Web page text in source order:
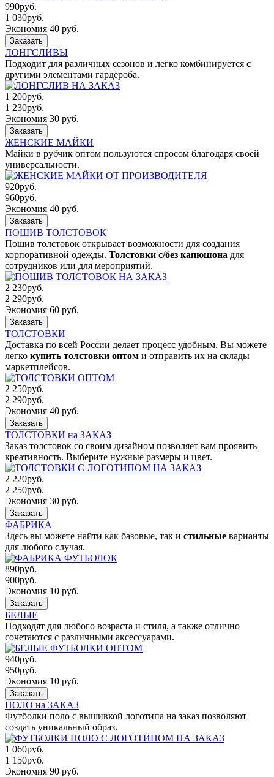
990руб.
1 030руб.
Экономия 40 руб.
Заказать
ЛОНГСЛИВЫ
Подходит для различных сезонов и легко комбинируется с
другими элементами гардероба.
1 200руб.
1 230руб.
Экономия 30 руб.
Заказать
ЖЕНСКИЕ МАЙКИ
Майки в рубчик оптом пользуются спросом благодаря своей
универсальности.
920руб.
960руб.
Экономия 40 руб.
Заказать
ПОШИВ ТОЛСТОВОК
Пошив толстовок открывает возможности для создания
корпоративной одежды. Толстовки с/без капюшона для
сотрудников или для мероприятий.
2 230руб.
2 290руб.
Экономия 60 руб.
Заказать
ТОЛСТОВКИ
Доставка по всей России делает процесс удобным. Вы можете
легко купить толстовки оптом и отправить их на склады
маркетплейсов.
2 250руб.
2 290руб.
Экономия 40 руб.
Заказать
ТОЛСТОВКИ на ЗАКАЗ
Заказ толстовок со своим дизайном позволяет вам проявить
креативность. Выберите нужные размеры и цвет.
2 220руб.
2 250руб.
Экономия 30 руб.
Заказать
ФАБРИКА
Здесь вы можете найти как базовые, так и стильные варианты
для любого случая.
890руб.
900руб.
Экономия 10 руб.
Заказать
БЕЛЫЕ
Подходят для любого возраста и стиля, а также отлично
сочетаются с различными аксессуарами.
940руб.
950руб.
Экономия 10 руб.
Заказать
ПОЛО на ЗАКАЗ
Футболки поло с вышивкой логотипа на заказ позволяют
создать уникальный образ.
1 060руб.
1 150руб.
Экономия 90 руб.